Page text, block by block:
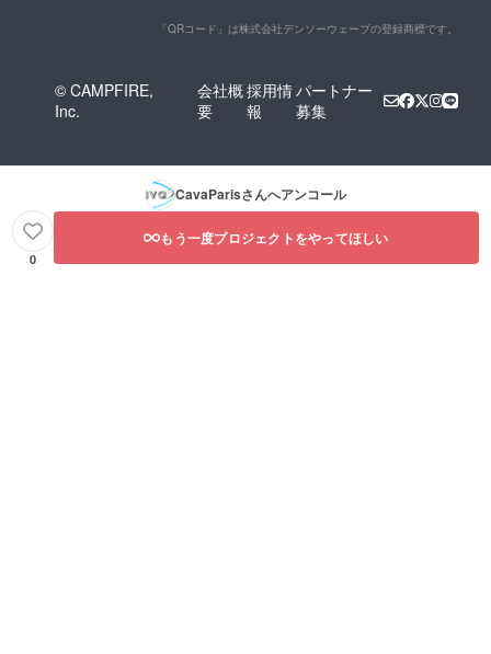
「QRコード」は株式会社デンソーウェーブの登録商標です。
© CAMPFIRE,
Inc.
会社概
要
採用情
報
パートナー
募集
CavaParisさんへアンコール
0
もう一度プロジェクトをやってほしい